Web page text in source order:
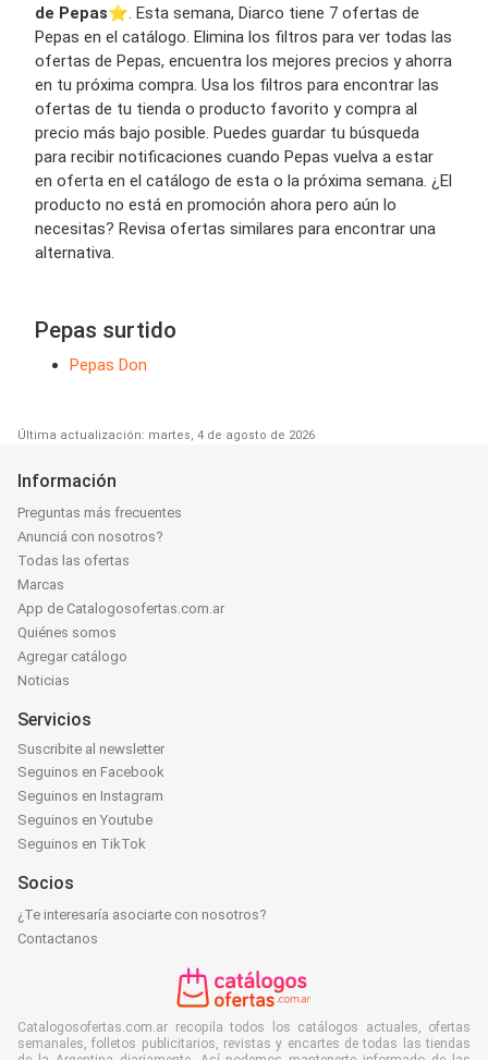
de Pepas⭐️. Esta semana, Diarco tiene 7 ofertas de
Pepas en el catálogo. Elimina los filtros para ver todas las
ofertas de Pepas, encuentra los mejores precios y ahorra
en tu próxima compra. Usa los filtros para encontrar las
ofertas de tu tienda o producto favorito y compra al
precio más bajo posible. Puedes guardar tu búsqueda
para recibir notificaciones cuando Pepas vuelva a estar
en oferta en el catálogo de esta o la próxima semana. ¿El
producto no está en promoción ahora pero aún lo
necesitas? Revisa ofertas similares para encontrar una
alternativa.
Pepas surtido
Pepas Don
Última actualización: martes, 4 de agosto de 2026
Información
Preguntas más frecuentes
Anunciá con nosotros?
Todas las ofertas
Marcas
App de Catalogosofertas.com.ar
Quiénes somos
Agregar catálogo
Noticias
Servicios
Suscribite al newsletter
Seguinos en Facebook
Seguinos en Instagram
Seguinos en Youtube
Seguinos en TikTok
Socios
¿Te interesaría asociarte con nosotros?
Contactanos
Catalogosofertas.com.ar recopila todos los catálogos actuales, ofertas
semanales, folletos publicitarios, revistas y encartes de todas las tiendas